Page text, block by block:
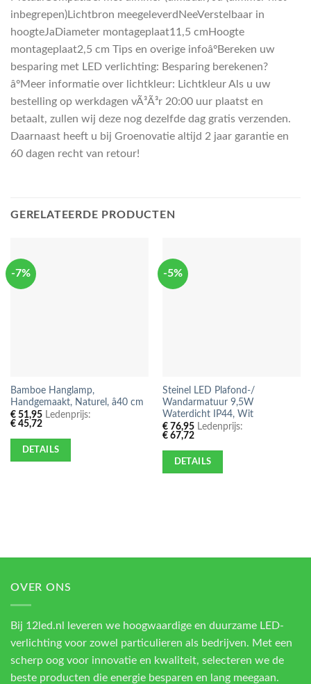
inbegrepen)Lichtbron meegeleverdNeeVerstelbaar in
hoogteJaDiameter montageplaat11,5 cmHoogte
montageplaat2,5 cm Tips en overige infoâºBereken uw
besparing met LED verlichting: Besparing berekenen?
âºMeer informatie over lichtkleur: Lichtkleur Als u uw
bestelling op werkdagen vÃ³Ã³r 20:00 uur plaatst en
betaalt, zullen wij deze nog dezelfde dag gratis verzenden.
Daarnaast heeft u bij Groenovatie altijd 2 jaar garantie en
60 dagen recht van retour!
GERELATEERDE PRODUCTEN
-7%
Bamboe Hanglamp,
Handgemaakt, Naturel, â40 cm
€51,95Ledenprijs:
€45,72
DETAILS
-5%
Steinel LED Plafond-/
Wandarmatuur 9,5W
Waterdicht IP44, Wit
€76,95Ledenprijs:
€67,72
DETAILS
OVER ONS
Bij 12led.nl leveren we hoogwaardige en duurzame LED-
verlichting voor zowel particulieren als bedrijven. Met een
scherp oog voor innovatie en kwaliteit, selecteren we de
beste producten die energie besparen en lang meegaan.